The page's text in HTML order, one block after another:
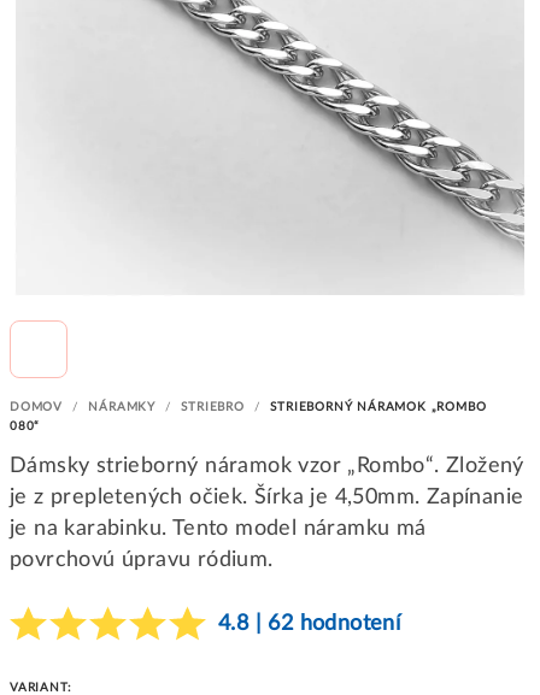
DOMOV / NÁRAMKY / STRIEBRO /
STRIEBORNÝ NÁRAMOK „ROMBO
080“
Dámsky strieborný náramok vzor „Rombo“. Zložený
je z prepletených očiek. Šírka je 4,50mm. Zapínanie
je na karabinku. Tento model náramku má
povrchovú úpravu ródium.
4.8 | 62 hodnotení
VARIANT: